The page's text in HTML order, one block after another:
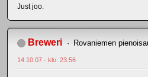
Just joo.
Breweri Rovaniemen
14.10.07 - klo: 23.56